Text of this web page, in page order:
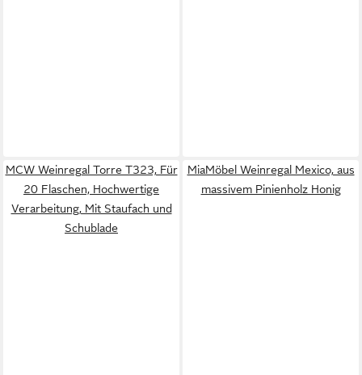
MCW Weinregal Torre T323, Für
20 Flaschen, Hochwertige
Verarbeitung, Mit Staufach und
Schublade
MiaMöbel Weinregal Mexico, aus
massivem Pinienholz Honig